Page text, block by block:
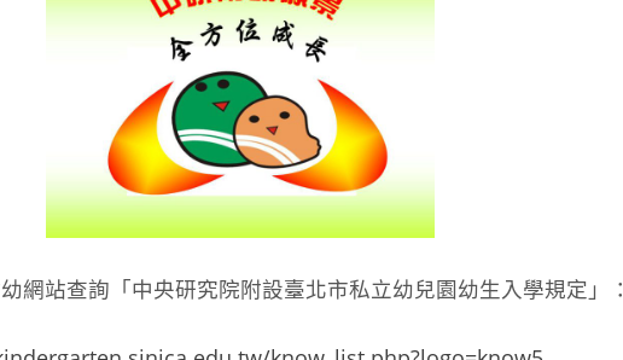
網站查詢「中央研究院附設臺北市私立幼兒園幼生入學規定」：